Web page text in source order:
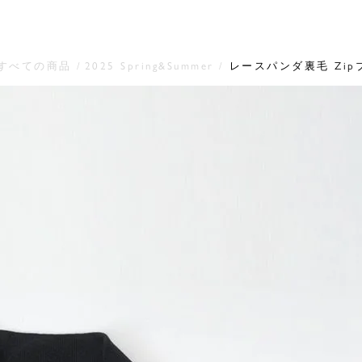
べての商品 2025 Spring&Summer レースパンダ裏毛 Zip